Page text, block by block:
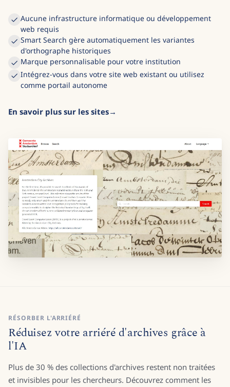
Aucune infrastructure informatique ou développement
web requis
Smart Search gère automatiquement les variantes
d'orthographe historiques
Marque personnalisable pour votre institution
Intégrez-vous dans votre site web existant ou utilisez
comme portail autonome
En savoir plus sur les sites
RÉSORBER L'ARRIÉRÉ
Réduisez votre arriéré d'archives grâce à
l'IA
Plus de 30 % des collections d'archives restent non traitées
et invisibles pour les chercheurs. Découvrez comment les